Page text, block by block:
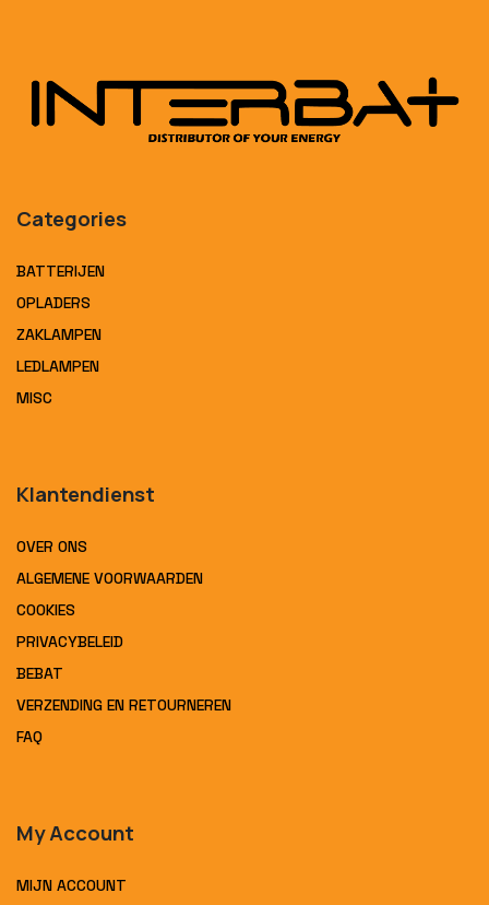
Categories
BATTERIJEN
OPLADERS
ZAKLAMPEN
LEDLAMPEN
MISC
Klantendienst
OVER ONS
ALGEMENE VOORWAARDEN
COOKIES
PRIVACYBELEID
BEBAT
VERZENDING EN RETOURNEREN
FAQ
My Account
MIJN ACCOUNT